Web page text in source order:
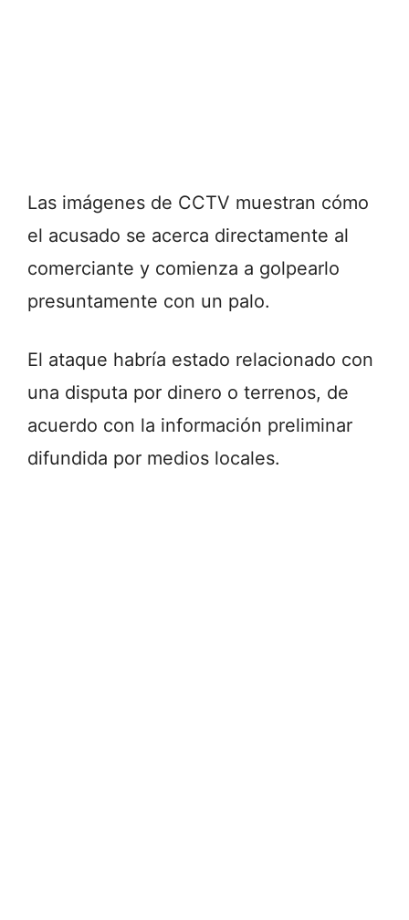
Las imágenes de CCTV muestran cómo
el acusado se acerca directamente al
comerciante y comienza a golpearlo
presuntamente con un palo.
El ataque habría estado relacionado con
una disputa por dinero o terrenos, de
acuerdo con la información preliminar
difundida por medios locales.